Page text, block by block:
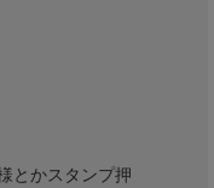
とかスタンプ押